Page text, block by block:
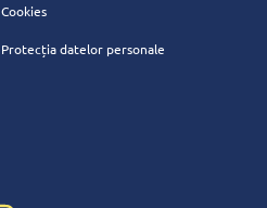
Cookies
Protecția datelor personale